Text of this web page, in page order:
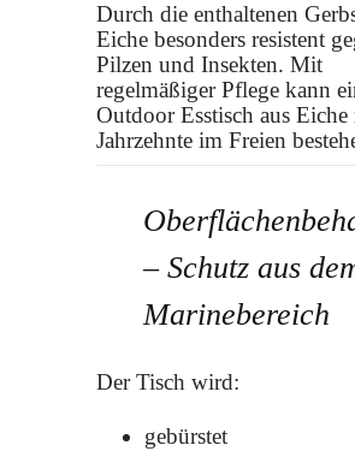
Durch die enthaltenen
Eiche besonders resistent
Pilzen und Insekten. Mit
regelmäßiger Pflege kann
Outdoor Esstisch aus Eiche
Jahrzehnte im Freien
– Schutz aus
Marinebereich
Der Tisch wird:
gebürstet